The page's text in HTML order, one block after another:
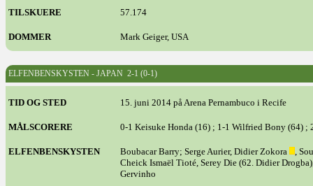
TILSKUERE
57.174
DOMMER Mark Geiger, USA
ELFENBENSKYSTEN - JAPAN 2-1 (0-1)
TID OG STED 15. juni 2014 på Arena Pernambuco i Recife
MÅLSCORERE 0-1 Keisuke Honda (16) ; 1-1 Wilfried Bony (64) ;
ELFENBENSKYSTEN Boubacar Barry; Serge Aurier, Didier Zokora
,
Cheick Ismaël Tioté, Serey Die (62. Didier
Gervinho